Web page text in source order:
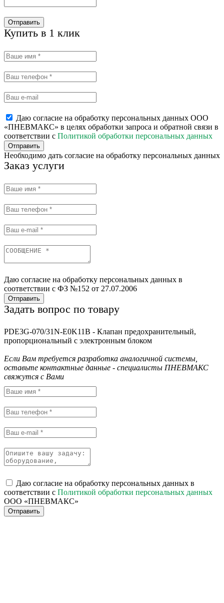
Отправить
Купить в 1 клик
Даю согласие на обработку персональных данных ООО
«ПНЕВМАКС» в целях обработки запроса и обратной связи в
соответствии с Политикой обработки персональных данных
Отправить
Необходимо дать согласие на обработку персональных данных
Заказ услуги
Даю согласие на обработку персональных данных в
соответствии с ФЗ №152 от 27.07.2006
Отправить
Задать вопрос по товару
PDE3G-070/31N-E0K11B - Клапан предохранительный,
пропорциональный с электронным блоком
Если Вам требуется разработка аналогичной системы,
оставьте контактные данные - специалисты ПНЕВМАКС
свяжутся с Вами
Даю согласие на обработку персональных данных в
соответствии с Политикой обработки персональных данных
ООО «ПНЕВМАКС»
Отправить